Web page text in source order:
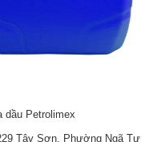
dầu Petrolimex
Tây Sơn, Phường Ngã Tư